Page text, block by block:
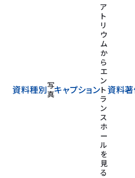
資料種別写
真キャプション
ア
ト
リ
ウ
ム
か
ら
エ
ン
ト
ラ
ン
ス
ホ
ー
ル
を
見
る
資料